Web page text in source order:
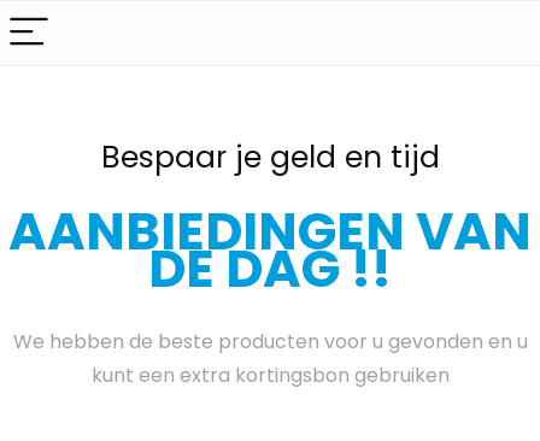
Bespaar je geld en tijd
AANBIEDINGEN VAN
DE DAG !!
We hebben de beste producten voor u gevonden en u
kunt een extra kortingsbon gebruiken